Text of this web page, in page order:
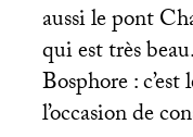
aussi le pont
qui est très
Bosphore :
l’occasion de